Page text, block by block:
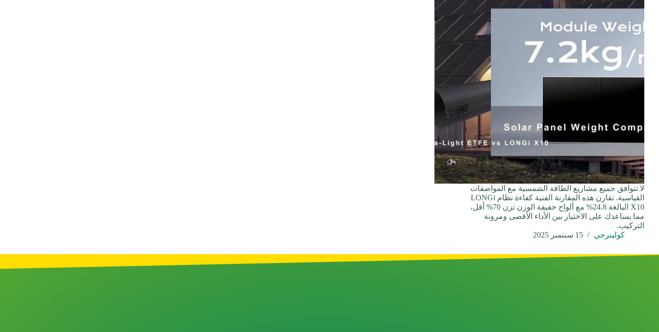
لا تتوافق جميع مشاريع الطاقة الشمسية مع المواصفات
القياسية. تقارن هذه المقارنة الفنية كفاءة نظام LONGi
X10 البالغة 24.8% مع ألواح خفيفة الوزن تزن 70% أقل،
مما يساعدك على الاختيار بين الأداء الأقصى ومرونة
التركيب.
كولينرجي
15 سبتمبر 2025